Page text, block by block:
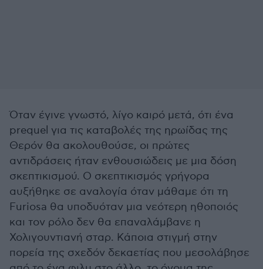
Όταν έγινε γνωστό, λίγο καιρό μετά, ότι ένα
prequel για τις καταβολές της ηρωίδας της
Θερόν θα ακολουθούσε, οι πρώτες
αντιδράσεις ήταν ενθουσιώδεις με μια δόση
σκεπτικισμού. Ο σκεπτικισμός γρήγορα
αυξήθηκε σε αναλογία όταν μάθαμε ότι τη
Furiosa θα υποδυόταν μια νεότερη ηθοποιός
και τον ρόλο δεν θα επαναλάμβανε η
Χολιγουντιανή σταρ. Κάποια στιγμή στην
πορεία της σχεδόν δεκαετίας που μεσολάβησε